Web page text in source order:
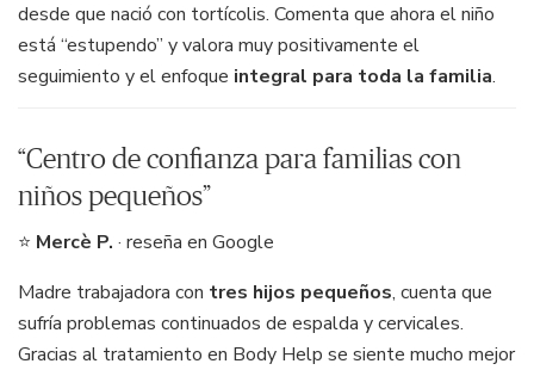
desde que nació con tortícolis. Comenta que ahora el niño
está “estupendo” y valora muy positivamente el
seguimiento y el enfoque integral para toda la familia.
“Centro de confianza para familias con
niños pequeños”
⭐ Mercè P. · reseña en Google
Madre trabajadora con tres hijos pequeños, cuenta que
sufría problemas continuados de espalda y cervicales.
Gracias al tratamiento en Body Help se siente mucho mejor